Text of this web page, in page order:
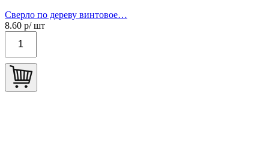
Сверло по дереву винтовое…
8.60 р/ шт